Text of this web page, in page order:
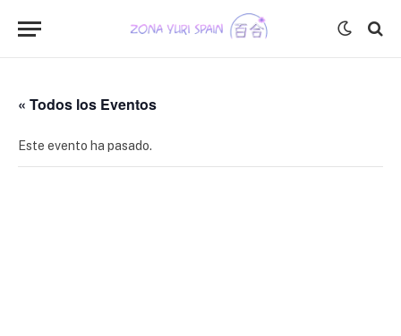
« Todos los Eventos
Este evento ha pasado.